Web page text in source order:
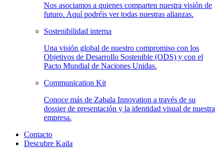
Nos asociamos a quienes comparten nuestra visión de
futuro. Aquí podréis ver todas nuestras alianzas.
Sostenibilidad interna
Una visión global de nuestro compromiso con los
Objetivos de Desarrollo Sostenible (ODS) y con el
Pacto Mundial de Naciones Unidas.
Communication Kit
Conoce más de Zabala Innovation a través de su
dossier de presentación y la identidad visual de nuestra
empresa.
Contacto
Descubre Kaila